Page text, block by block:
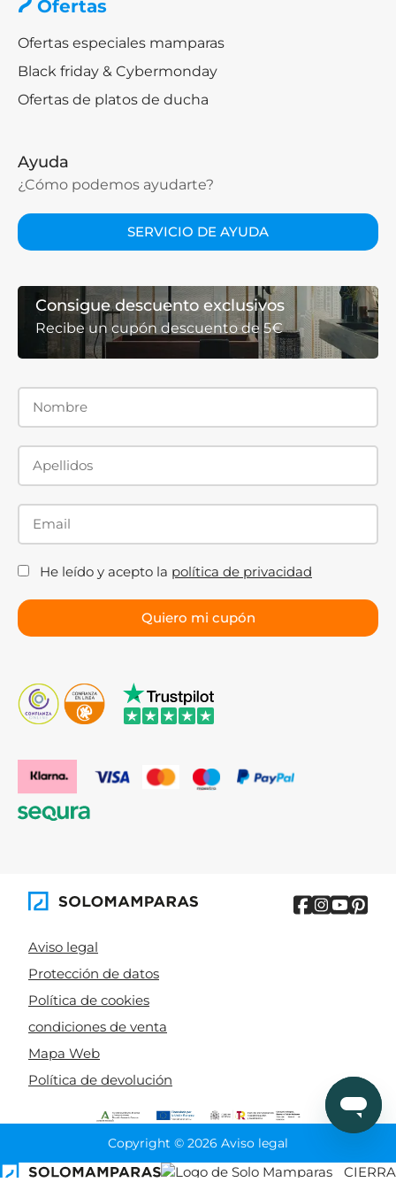
Ofertas
Ofertas especiales mamparas
Black friday & Cybermonday
Ofertas de platos de ducha
Ayuda
¿Cómo podemos ayudarte?
SERVICIO DE AYUDA
Consigue descuento exclusivos
Recibe un cupón descuento de 5€
He leído y acepto la política de privacidad
Aviso legal
Protección de datos
Política de cookies
condiciones de venta
Mapa Web
Política de devolución
Copyright © 2026 Aviso legal
CIERRA